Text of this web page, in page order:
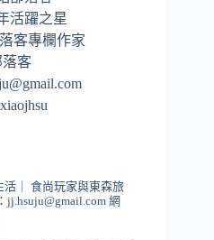
活躍之星
客專欄作家
落客
xiaojhsu
｜
食尚玩家與東森旅
jj.hsuju@gmail.com 網